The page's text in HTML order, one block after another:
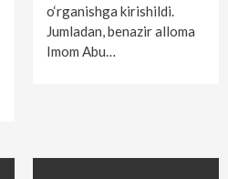
o‘rganishga kirishildi.
Jumladan, benazir alloma
Imom Abu…